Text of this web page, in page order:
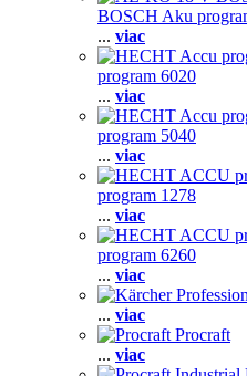
BOSCH Aku
... viac
program 6020
... viac
program 5040
... viac
program 1278
... viac
program 6260
... viac
... viac
Procraft
... viac